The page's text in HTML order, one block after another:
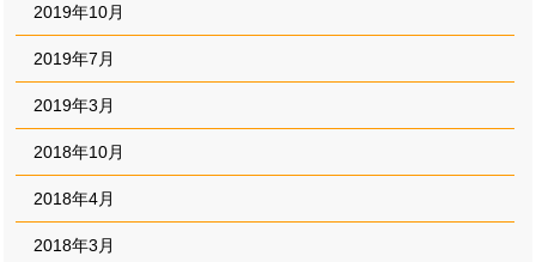
2019年10月
2019年7月
2019年3月
2018年10月
2018年4月
2018年3月